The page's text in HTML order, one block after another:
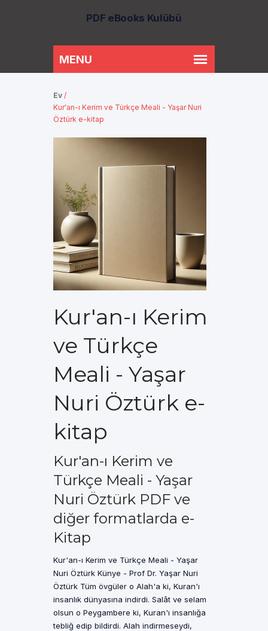
PDF eBooks Kulübü
Ev /
Kur'an-ı Kerim ve Türkçe Meali - Yaşar Nuri
Öztürk e-kitap
Kur'an-ı Kerim
ve Türkçe
Meali - Yaşar
Nuri Öztürk e-
kitap
Kur'an-ı Kerim ve
Türkçe Meali - Yaşar
Nuri Öztürk PDF ve
diğer formatlarda e-
Kitap
Kur'an-ı Kerim ve Türkçe Meali - Yaşar
Nuri Öztürk Künye - Prof Dr. Yaşar Nuri
Öztürk Tüm övgüler o Alah'a ki, Kuran'ı
insanlık dünyasına indirdi. Salât ve selam
olsun o Peygambere ki, Kuran'ı insanlığa
tebliğ edip bildirdi. Alah indirmeseydi,